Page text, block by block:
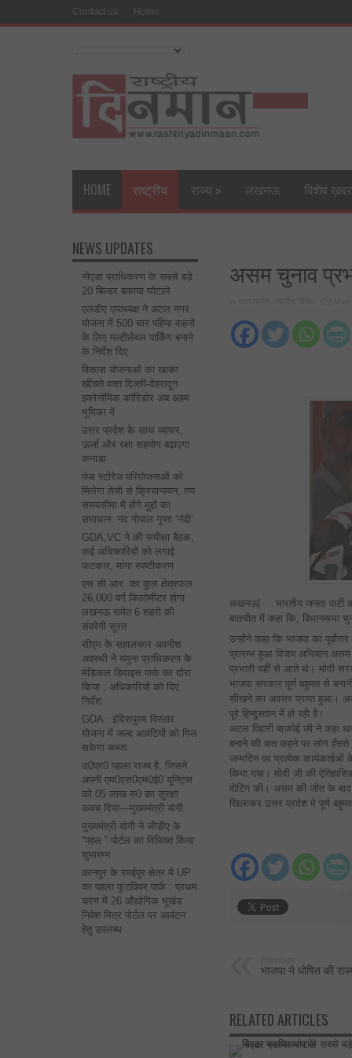
Contact us Home
HOME राष्ट्रीय राज्य » लखनऊ विशेष ख़बर
असम चुनाव
लखनऊ| भारतीय जनता पार्टी
बातचीत में कहा कि, विधानसभा
उन्होंने कहा कि भाजपा का
प्रारम्भ हुआ विजय अभियान
प्रभारी यहीं से आते थे। मोदी
भाजपा सरकार पूर्ण बहुमत से
सीखने का अवसर प्राप्त हुआ।
पूरे हिन्दुस्तान में हो रही है।
अटल विहारी बाजपेई जी ने
बनाने की बात कहने पर लोग
जन्मदिन पर प्रत्येक
किया गया। मोदी जी की
वोटिंग की। असम की जीत के
खिलाकर उत्तर प्रदेश मे पूर्ण
भाजपा ने घोषित की
RELATED ARTICLES
NEWS UPDATES
नोएडा प्राधिकरण के सबसे बड़े
20 बिल्डर बकाया घोटाले
एलडीए उपाध्यक्ष ने अटल नगर
योजना में 500 चार पहिया वाहनों
के लिए मल्टीलेवल पार्किंग बनाने
के निर्देश दिए
विकास योजनाओं का खाका
खींचते वक्त दिल्ली-देहरादून
इकोनॉमिक कॉरिडोर अब अहम
भूमिका में
उत्तर प्रदेश के साथ व्यापार,
ऊर्जा और रक्षा सहयोग बढ़ाएगा
कनाडा
पंप्ड स्टोरेज परियोजनाओं को
मिलेगा तेजी से क्रियान्वयन, तय
समयसीमा में होंगे मुद्दों का
समाधान: नंद गोपाल गुप्ता ‘नंदी’
GDA,VC ने की समीक्षा बैठक,
कई अधिकारियों को लगाई
फटकार, मांगा स्पष्टीकरण
एस.सी.आर. का कुल क्षेत्रफल
26,000 वर्ग किलोमीटर होगा
लखनऊ समेत 6 शहरों की
संवरेगी सूरत
सीएम के सहालकार अवनीश
अवस्थी ने यमुना प्राधिकरण के
मेडिकल डिवाइस पार्क का दौरा
किया , अधिकारियों को दिए
निर्देश
GDA : इंदिरापुरम विस्तार
योजना में जल्द आवंटियों को मिल
सकेगा कब्जा
उ0प्र0 पहला राज्य है, जिसने
अपनी एम0एस0एम0ई0 यूनिट्स
को 05 लाख रु0 का सुरक्षा
कवच दिया—मुख्यमंत्री योगी
मुख्यमंत्री योगी ने जीडीए के
“पहल ” पोर्टल का विधिवत किया
शुभारम्भ
कानपुर के रमईपुर क्षेत्र में UP
का पहला फुटवियर पार्क : प्रथम
चरण में 26 औद्योगिक भूखंड
निवेश मित्र पोर्टल पर आवंटन
हेतु उपलब्ध